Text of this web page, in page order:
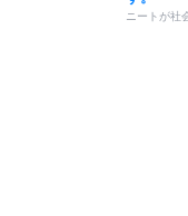
ニートが社